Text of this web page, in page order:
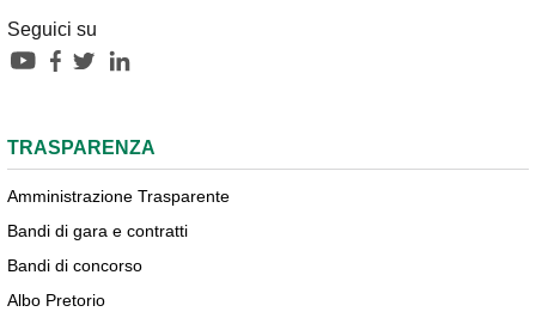
Seguici su
TRASPARENZA
Amministrazione Trasparente
Bandi di gara e contratti
Bandi di concorso
Albo Pretorio